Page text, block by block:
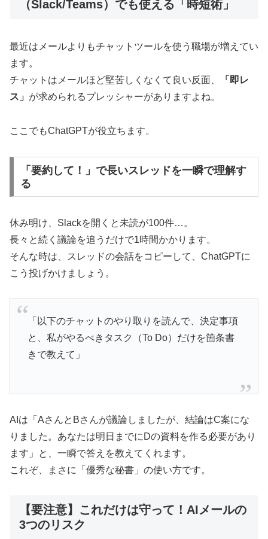
（Slack/Teams）でも使える「時短術」
最近はメールよりもチャットツールを使う職場が増えてい
ます。
チャットはメールほど堅苦しくなくて良い反面、
「即レ
ス」 が求められるプレッシャーがありますよね。
ここでもChatGPTが役立ちます。
「要約して！」で長いスレッドを一瞬で理解す
る
休み明け、Slackを開くと未読が100件…。
長々と続く議論を追うだけで1時間かかります。
そんな時は、スレッドの会話をコピーして、ChatGPTに
こう投げかけましょう。
「以下のチャットのやり取りを読んで、決定事項
と、私がやるべきタスク（To Do）だけを箇条書
きで教えて」
AIは「AさんとBさんが議論しましたが、結論はC案にな
りました。あなたは明日までにDの資料を作る必要があり
ます」と、一瞬で答えを教えてくれます。
これぞ、まさに「優秀な秘書」の使い方です。
【要注意】これだけは守って！AIメールの
3つのリスク